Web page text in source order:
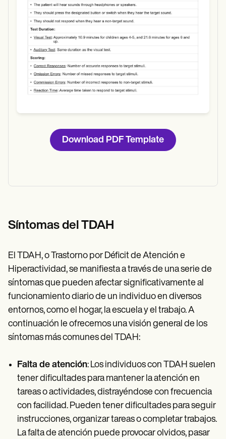
Download PDF Template
Síntomas del TDAH
El TDAH, o Trastorno por Déficit de Atención e
Hiperactividad, se manifiesta a través de una serie de
síntomas que pueden afectar significativamente al
funcionamiento diario de un individuo en diversos
entornos, como el hogar, la escuela y el trabajo. A
continuación le ofrecemos una visión general de los
síntomas más comunes del TDAH:
Falta de atención: Los individuos con TDAH suelen
tener dificultades para mantener la atención en
tareas o actividades, distrayéndose con frecuencia
con facilidad. Pueden tener dificultades para seguir
instrucciones, organizar tareas o completar trabajos.
La falta de atención puede provocar olvidos, pasar